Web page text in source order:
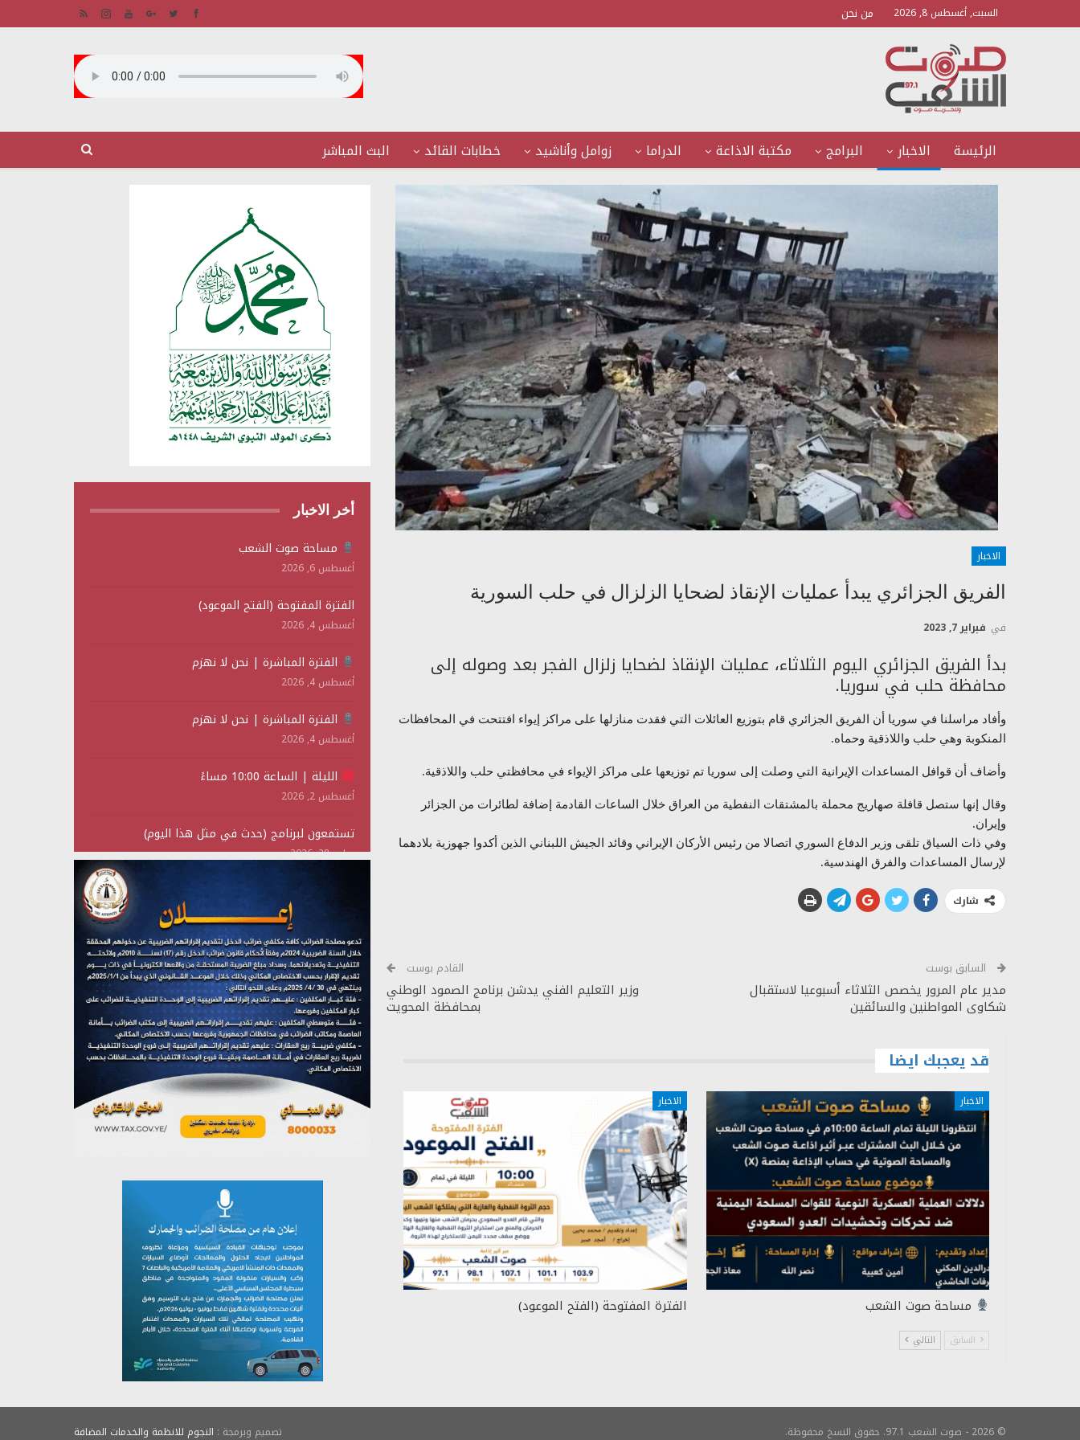
السبت, أغسطس 8, 2026 من نحن
الرئيسة الاخبار البرامج مكتبة الاذاعة الدراما زوامل وأناشيد خطابات القائد البث المباشر
الاخبار
الفريق الجزائري يبدأ عمليات الإنقاذ لضحايا الزلزال في حلب السورية
في فبراير 7, 2023
بدأ الفريق الجزائري اليوم الثلاثاء، عمليات الإنقاذ لضحايا زلزال الفجر بعد وصوله إلى
محافظة حلب في سوريا.
وأفاد مراسلنا في سوريا أن الفريق الجزائري قام بتوزيع العائلات التي فقدت منازلها على مراكز إيواء افتتحت في المحافظات
المنكوبة وهي حلب واللاذقية وحماه.
وأضاف أن قوافل المساعدات الإيرانية التي وصلت إلى سوريا تم توزيعها على مراكز الإيواء في محافظتي حلب واللاذقية.
وقال إنها ستصل قافلة صهاريج محملة بالمشتقات النفطية من العراق خلال الساعات القادمة إضافة لطائرات من الجزائر
وإيران.
وفي ذات السياق تلقى وزير الدفاع السوري اتصالا من رئيس الأركان الإيراني وقائد الجيش اللبناني الذين أكدوا جهوزية بلادهما
لإرسال المساعدات والفرق الهندسية.
شارك
السابق بوست
مدير عام المرور يخصص الثلاثاء أسبوعيا لاستقبال
شكاوى المواطنين والسائقين
القادم بوست
وزير التعليم الفني يدشن برنامج الصمود الوطني
بمحافظة المحويت
قد يعجبك ايضا
الاخبار
مساحة صوت الشعب
الاخبار
الفترة المفتوحة (الفتح الموعود)
السابق التالي
أخر الاخبار
مساحة صوت الشعب
أغسطس 6, 2026
الفترة المفتوحة (الفتح الموعود)
أغسطس 4, 2026
الفترة المباشرة | نحن لا نهزم
أغسطس 4, 2026
الفترة المباشرة | نحن لا نهزم
أغسطس 4, 2026
الليلة | الساعة 10:00 مساءً
أغسطس 2, 2026
تستمعون لبرنامج (حدث في مثل هذا اليوم)
يوليو 28, 2026
(نحن لا نهزم) بث مباشر
تستمعون لبرنامج (هندسة الوهم)
يوليو 28, 2026
مؤتمر صحفي لمركز عين الإنسانية حول جرائم تحالف
العدوان على اليمن
يوليو 27, 2026
تستمعون لبرنامج (مع السيد القائد)
يوليو 26, 2026
© 2026 - صوت الشعب 97.1. حقوق النسخ محفوظة. تصميم وبرمجة : النجوم للانظمة والخدمات المضافة